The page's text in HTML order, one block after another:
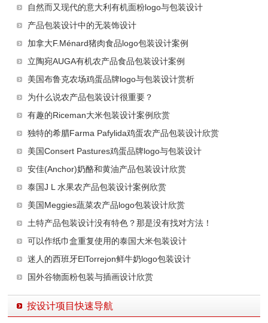
自然而又现代的意大利有机面粉logo与包装设计
产品包装设计中的无装饰设计
加拿大F.Ménard猪肉食品logo包装设计案例
立陶宛AUGA有机农产品食品包装设计案例
美国布鲁克农场鸡蛋品牌logo与包装设计赏析
为什么说农产品包装设计很重要？
有趣的Riceman大米包装设计案例欣赏
独特的希腊Farma Pafylida鸡蛋农产品包装设计欣赏
美国Consert Pastures鸡蛋品牌logo与包装设计
安佳(Anchor)奶酪和黄油产品包装设计欣赏
泰国J L 水果农产品包装设计案例欣赏
美国Meggies蔬菜农产品logo包装设计欣赏
土特产品包装设计没有特色？那是没有找对方法！
可以作纸巾盒重复使用的泰国大米包装设计
迷人的西班牙ElTorrejon鲜牛奶logo包装设计
国外谷物面粉包装与插画设计欣赏
按设计项目快速导航